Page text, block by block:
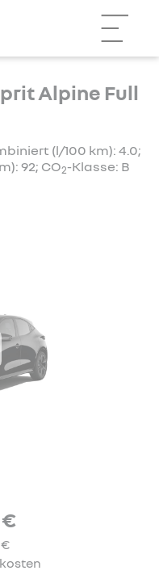
Alpine Full
(l/100 km): 4.0;
92; CO2-Klasse: B
€
€